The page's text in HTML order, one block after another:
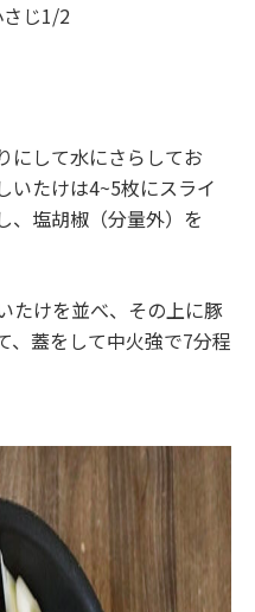
じ1/2
にして水にさらしてお
いたけは4~5枚にスライ
、塩胡椒（分量外）を
たけを並べ、その上に豚
、蓋をして中火強で7分程